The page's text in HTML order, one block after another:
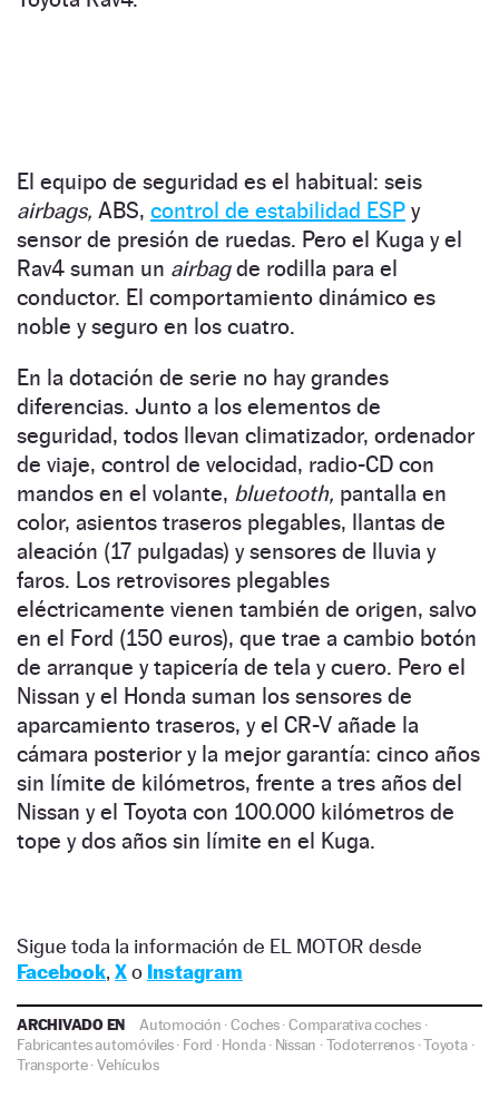
El equipo de seguridad es el habitual: seis
airbags, ABS, control de estabilidad ESP y
sensor de presión de ruedas. Pero el Kuga y el
Rav4 suman un airbagde rodilla para el
conductor. El comportamiento dinámico es
noble y seguro en los cuatro.
En la dotación de serie no hay grandes
diferencias. Junto a los elementos de
seguridad, todos llevan climatizador, ordenador
de viaje, control de velocidad, radio-CD con
mandos en el volante, bluetooth, pantalla en
color, asientos traseros plegables, llantas de
aleación (17 pulgadas) y sensores de lluvia y
faros. Los retrovisores plegables
eléctricamente vienen también de origen, salvo
en el Ford (150 euros), que trae a cambio botón
de arranque y tapicería de tela y cuero. Pero el
Nissan y el Honda suman los sensores de
aparcamiento traseros, y el CR-V añade la
cámara posterior y la mejor garantía: cinco años
sin límite de kilómetros, frente a tres años del
Nissan y el Toyota con 100.000 kilómetros de
tope y dos años sin límite en el Kuga.
Sigue toda la información de EL MOTOR desde
Facebook, Xo Instagram
ARCHIVADO EN Automoción ·Coches·Comparativa coches·
Fabricantes automóviles· Ford ·Honda· Nissan ·Todoterrenos·Toyota·
Transporte·Vehículos